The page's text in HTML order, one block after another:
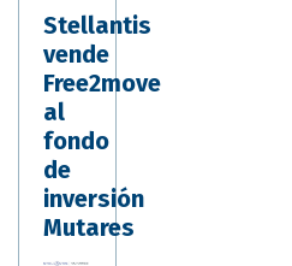
Stellantis
vende
Free2move
al
fondo
de
inversión
Mutares